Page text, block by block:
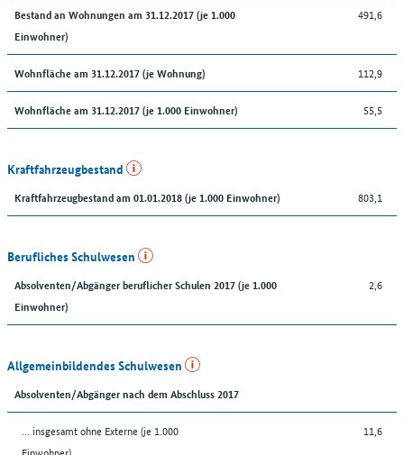
Bestand an Wohnungen am 31.12.2017 (je 1.000
Einwohner)
491,6
Wohnfläche am 31.12.2017 (je Wohnung) 112,9
Wohnfläche am 31.12.2017 (je 1.000 Einwohner) 55,5
Kraftfahrzeugbestand
Kraftfahrzeugbestand am 01.01.2018 (je 1.000 Einwohner) 803,1
Berufliches Schulwesen
Absolventen/Abgänger beruflicher Schulen 2017 (je 1.000
Einwohner)
2,6
Allgemeinbildendes Schulwesen
Absolventen/Abgänger nach dem Abschluss 2017
... insgesamt ohne Externe (je 1.000
Einwohner)
11,6